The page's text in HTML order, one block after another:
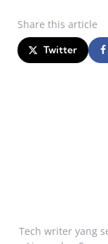
Share this article
Twitter
Tech writer yang